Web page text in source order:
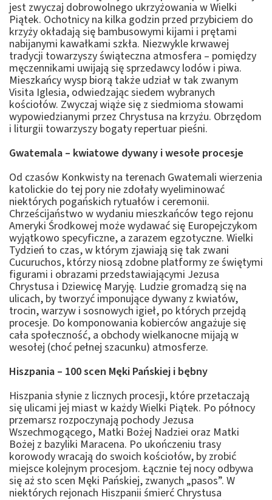
jest zwyczaj dobrowolnego ukrzyżowania w Wielki
Piątek. Ochotnicy na kilka godzin przed przybiciem do
krzyży okładają się bambusowymi kijami i prętami
nabijanymi kawałkami szkła. Niezwykle krwawej
tradycji towarzyszy świąteczna atmosfera – pomiędzy
męczennikami uwijają się sprzedawcy lodów i piwa.
Mieszkańcy wysp biorą także udział w tak zwanym
Visita Iglesia, odwiedzając siedem wybranych
kościołów. Zwyczaj wiąże się z siedmioma słowami
wypowiedzianymi przez Chrystusa na krzyżu. Obrzędom
i liturgii towarzyszy bogaty repertuar pieśni.
Gwatemala – kwiatowe dywany i wesołe procesje
Od czasów Konkwisty na terenach Gwatemali wierzenia
katolickie do tej pory nie zdołały wyeliminować
niektórych pogańskich rytuałów i ceremonii.
Chrześcijaństwo w wydaniu mieszkańców tego rejonu
Ameryki Środkowej może wydawać się Europejczykom
wyjątkowo specyficzne, a zarazem egzotyczne. Wielki
Tydzień to czas, w którym zjawiają się tak zwani
Cucuruchos, którzy niosą zdobne platformy ze świętymi
figurami i obrazami przedstawiającymi Jezusa
Chrystusa i Dziewicę Maryję. Ludzie gromadzą się na
ulicach, by tworzyć imponujące dywany z kwiatów,
trocin, warzyw i sosnowych igieł, po których przejdą
procesje. Do komponowania kobierców angażuje się
cała społeczność, a obchody wielkanocne mijają w
wesołej (choć pełnej szacunku) atmosferze.
Hiszpania – 100 scen Męki Pańskiej i bębny
Hiszpania słynie z licznych procesji, które przetaczają
się ulicami jej miast w każdy Wielki Piątek. Po północy
przemarsz rozpoczynają pochody Jezusa
Wszechmogącego, Matki Bożej Nadziei oraz Matki
Bożej z bazyliki Maracena. Po ukończeniu trasy
korowody wracają do swoich kościołów, by zrobić
miejsce kolejnym procesjom. Łącznie tej nocy odbywa
się aż sto scen Męki Pańskiej, zwanych „pasos”. W
niektórych rejonach Hiszpanii śmierć Chrystusa